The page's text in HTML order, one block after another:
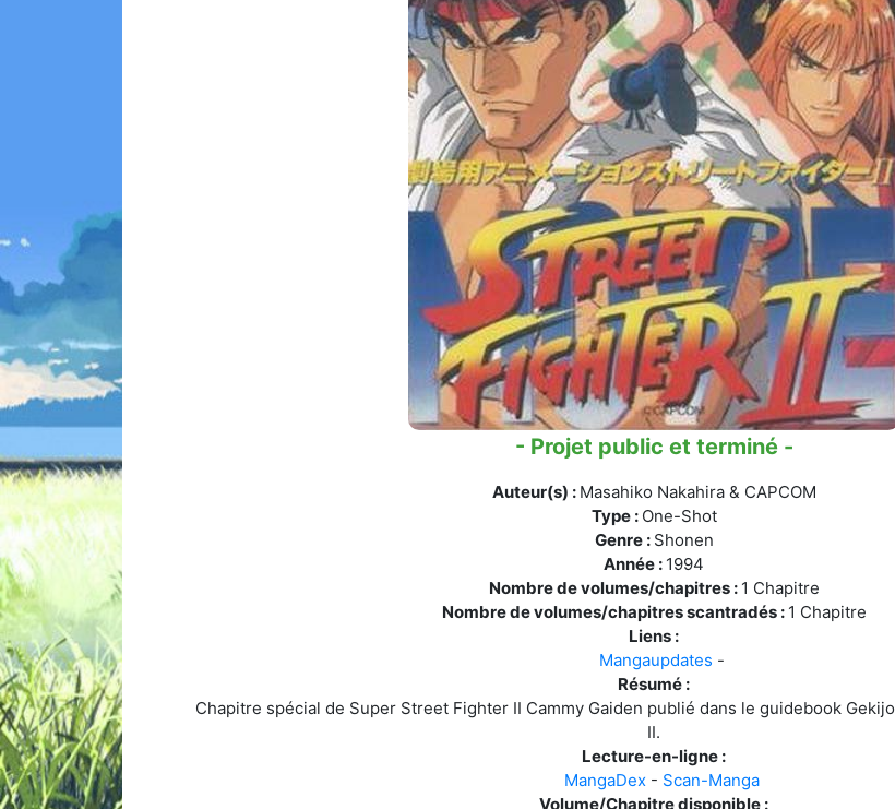
Mangas licenciés (19)
Mangas abandonnés
(0)
Tous les mangas
(273)
- Projet public et terminé -
Auteur(s) : Masahiko Nakahira & CAPCOM
Type : One-Shot
Genre : Shonen
Année : 1994
Nombre de volumes/chapitres : 1 Chapitre
Nombre de volumes/chapitres scantradés : 1 Chapitre
Liens :
Mangaupdates -
Résumé :
Chapitre spécial de Super Street Fighter II Cammy Gaiden publié dans le guidebook
II.
Lecture-en-ligne :
MangaDex- Scan-Manga
Volume/Chapitre disponible :